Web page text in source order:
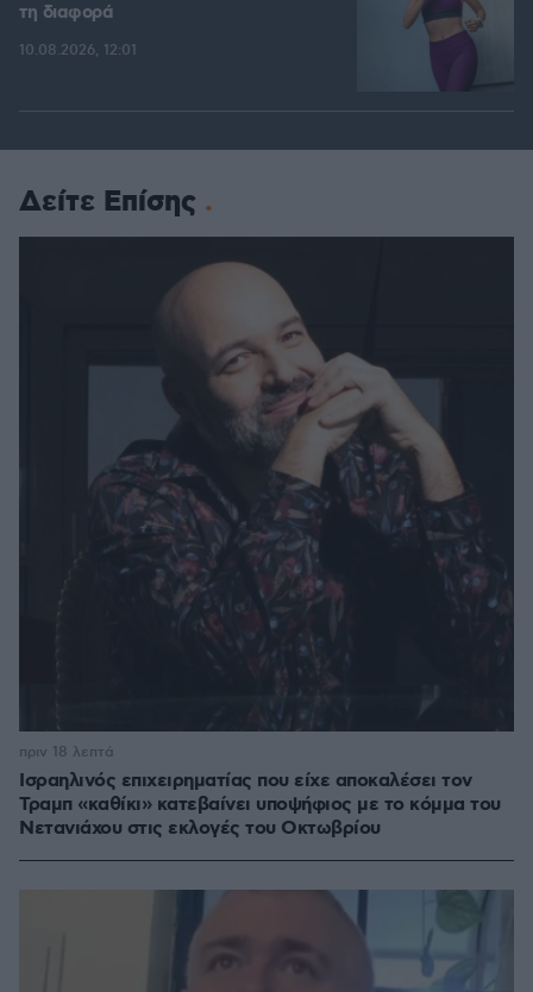
τη διαφορά
10.08.2026, 12:01
Δείτε Επίσης
Ισραηλινός επιχειρηματίας που είχε αποκαλέσει τον
Τραμπ «καθίκι» κατεβαίνει υποψήφιος με το κόμμα του
Νετανιάχου στις εκλογές του Οκτωβρίου
πριν 18 λεπτά